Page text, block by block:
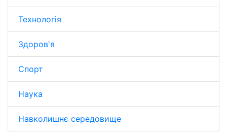
Технологія
Здоров'я
Спорт
Наука
Навколишнє середовище